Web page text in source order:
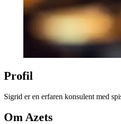
Profil
Sigrid er en erfaren konsulent med
Om Azets